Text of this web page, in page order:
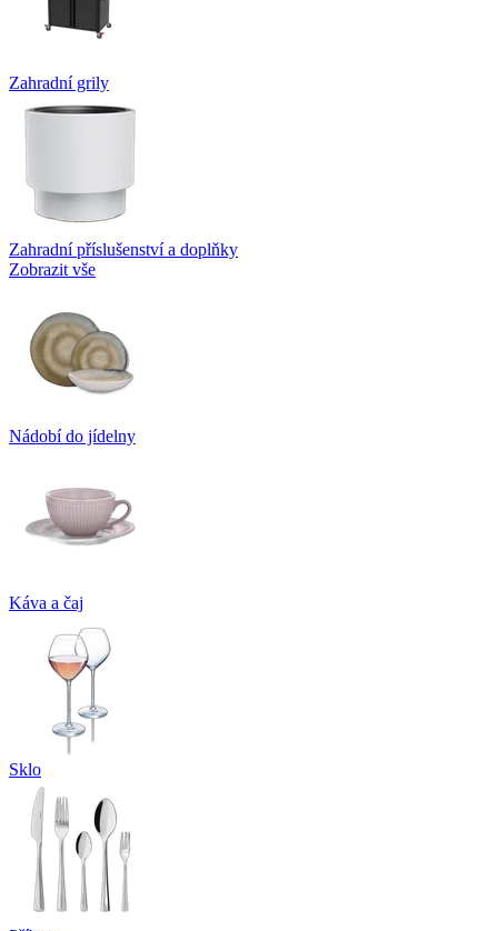
Zahradní grily
Zahradní příslušenství a doplňky
Zobrazit vše
Nádobí do jídelny
Káva a čaj
Sklo